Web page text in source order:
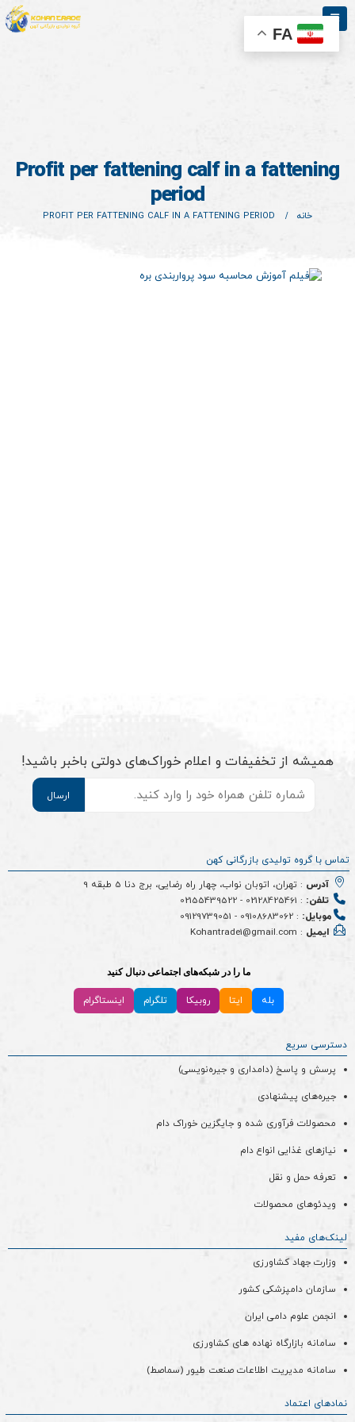
Profit per fattening calf in a fattening
period
خانه PROFIT PER FATTENING CALF IN A FATTENING PERIOD
همیشه از تخفیفات و اعلام خوراک‌های دولتی باخبر باشید!
تماس با گروه تولیدی بازرگانی کهن
آدرس : تهران، اتوبان نواب، چهار راه رضایی، برج دنا 5 طبقه 9
تلفن: :
02128425461
-
02155439522
موبایل: :
09108683062
-
09129739051
ایمیل : Kohantrade1@gmail.com
ما را در شبکه‌های اجتماعی دنبال کنید
بله ایتا روبیکا تلگرام اینستاگرام
دسترسی سریع
پرسش و پاسخ (دامداری و جیره‌نویسی)
جیره‌های پیشنهادی
محصولات فرآوری شده و جایگزین خوراک دام
نیازهای غذایی انواع دام
تعرفه حمل و نقل
ویدئو‌های محصولات
لینک‌های مفید
وزارت جهاد کشاورزی
سازمان دامپزشکی کشور
انجمن علوم دامی ایران
سامانه بازارگاه نهاده های کشاورزی
سامانه مدیریت اطلاعات صنعت طیور (سماصط)
نمادهای اعتماد
FA